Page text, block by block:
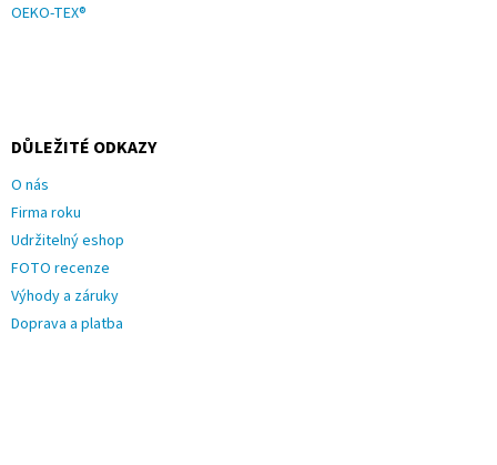
OEKO-TEX®
DŮLEŽITÉ ODKAZY
O nás
Firma roku
Udržitelný eshop
FOTO recenze
Výhody a záruky
Doprava a platba